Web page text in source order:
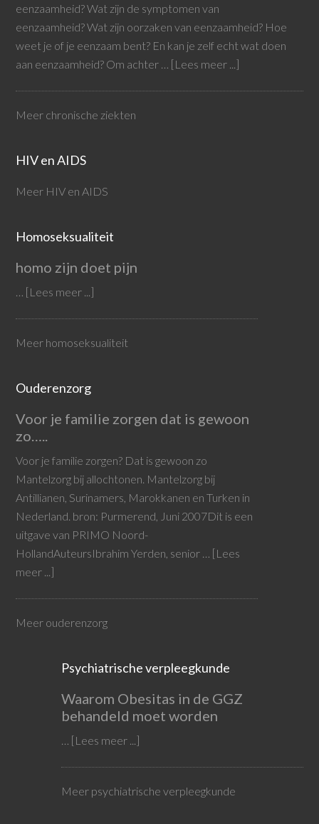
eenzaamheid? Wat zijn de symptomen van
eenzaamheid? Wat zijn oorzaken van eenzaamheid? Hoe
weet je of je eenzaam bent? En kan je zelf echt wat doen
aan eenzaamheid? Om achter … [Lees meer ...]
Meer chronische ziekten
HIV en AIDS
Meer HIV en AIDS
Homoseksualiteit
homo zijn doet pijn
… [Lees meer ...]
Meer homoseksualiteit
Ouderenzorg
Voor je familie zorgen dat is gewoon
zo…..
Voor je familie zorgen? Dat is gewoon zo
Mantelzorg bij allochtonen. Mantelzorg bij
Antillianen, Surinamers, Marokkanen en Turken in
Nederland. bron: Purmerend, Juni 2007Dit is een
uitgave van PRIMO Noord-
HollandAuteursIbrahim Yerden, senior … [Lees
meer ...]
Meer ouderenzorg
Psychiatrische verpleegkunde
Waarom Obesitas in de GGZ
behandeld moet worden
… [Lees meer ...]
Meer psychiatrische verpleegkunde